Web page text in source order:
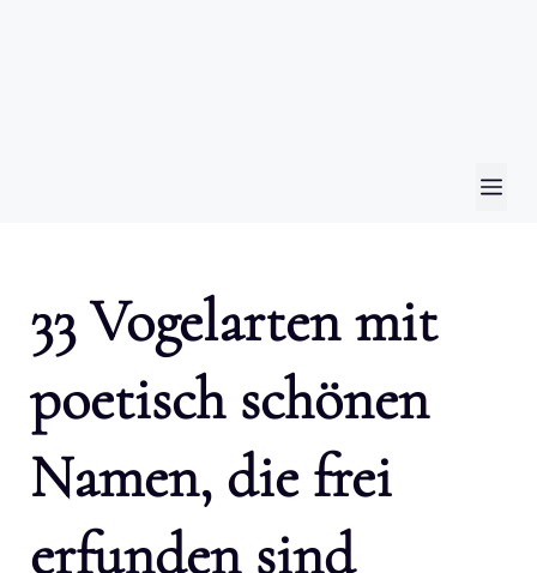
33 Vogelarten mit
poetisch schönen
Namen, die frei
erfunden sind